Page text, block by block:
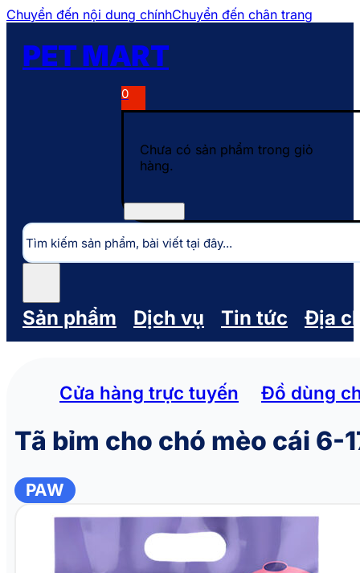
Chuyển đến nội dung chínhChuyển đến chân trang
PET MART
Tìm
kiếm
0
Chưa có sản phẩm trong giỏ
hàng.
Sản phẩm Dịch vụ Tin tức Địa
Cửa hàng trực tuyến Đồ dùng
Tã bỉm cho chó mèo cái 6-
PAW